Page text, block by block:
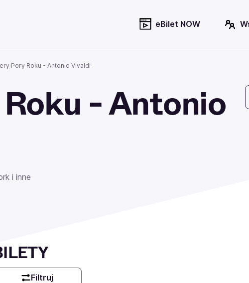
eBilet NOW
Pory Roku - Antonio Vivaldi
- Antonio
i inne
Filtruj